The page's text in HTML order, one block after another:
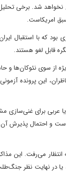
شد. برخی
امریکاست.
که با استقبال
قابل لغو هستند.
از سوی نئوکان‌ها و
این پرونده
برای غنی‌سازی
و احتمال پذیرش
می‌رفت. این
نهایت نظر